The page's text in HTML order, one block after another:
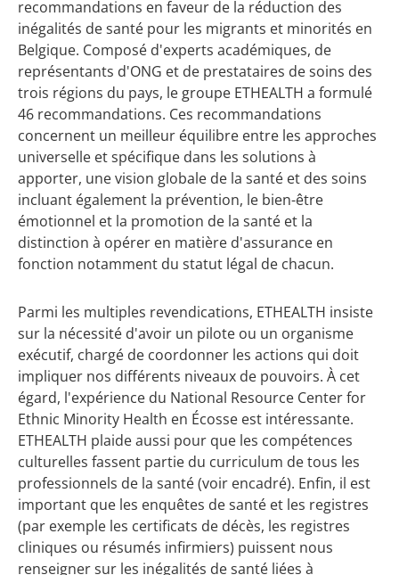
recommandations en faveur de la réduction des
inégalités de santé pour les migrants et minorités en
Belgique. Composé d'experts académiques, de
représentants d'ONG et de prestataires de soins des
trois régions du pays, le groupe ETHEALTH a formulé
46 recommandations. Ces recommandations
concernent un meilleur équilibre entre les approches
universelle et spécifique dans les solutions à
apporter, une vision globale de la santé et des soins
incluant également la prévention, le bien-être
émotionnel et la promotion de la santé et la
distinction à opérer en matière d'assurance en
fonction notamment du statut légal de chacun.
Parmi les multiples revendications, ETHEALTH insiste
sur la nécessité d'avoir un pilote ou un organisme
exécutif, chargé de coordonner les actions qui doit
impliquer nos différents niveaux de pouvoirs. À cet
égard, l'expérience du National Resource Center for
Ethnic Minority Health en Écosse est intéressante.
ETHEALTH plaide aussi pour que les compétences
culturelles fassent partie du curriculum de tous les
professionnels de la santé (voir encadré). Enfin, il est
important que les enquêtes de santé et les registres
(par exemple les certificats de décès, les registres
cliniques ou résumés infirmiers) puissent nous
renseigner sur les inégalités de santé liées à